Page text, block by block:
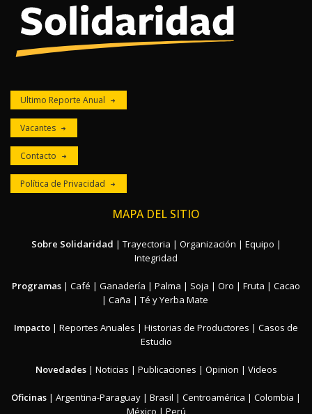
Ultimo Reporte Anual
Vacantes
Contacto
Política de Privacidad
MAPA DEL SITIO
Sobre Solidaridad | Trayectoria | Organización | Equipo |
Integridad
Programas | Café | Ganadería | Palma | Soja | Oro | Fruta | Cacao
| Caña | Té y Yerba Mate
Impacto | Reportes Anuales | Historias de Productores | Casos de
Estudio
Novedades| Noticias | Publicaciones | Opinion | Videos
Oficinas | Argentina-Paraguay | Brasil | Centroamérica | Colombia |
México | Perú